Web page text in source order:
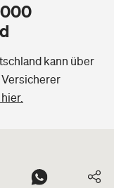
kann über